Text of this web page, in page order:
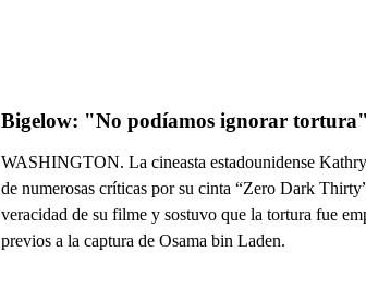
Bigelow: "No podíamos ignorar tortura"
WASHINGTON. La cineasta estadounidense
de numerosas críticas por su cinta “Zero Dark
veracidad de su filme y sostuvo que la tortura fue
previos a la captura de Osama bin Laden.